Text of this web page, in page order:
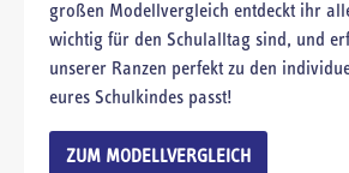
großen Modellvergleich entdeckt ihr
wichtig für den Schulalltag sind, und
unserer Ranzen perfekt zu den
eures Schulkindes passt!
ZUM MODELLVERGLEICH